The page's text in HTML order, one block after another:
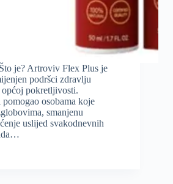
je? Artroviv Flex Plus je
podršci zdravlju
pokretljivosti.
osobama koje
smanjenu
uslijed svakodnevnih